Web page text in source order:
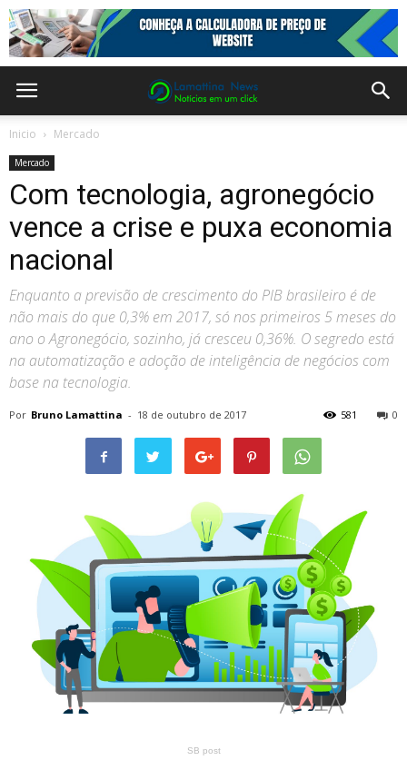
Inicio Mercado
Mercado
Com tecnologia, agronegócio
vence a crise e puxa economia
nacional
Enquanto a previsão de crescimento do PIB brasileiro é de
não mais do que 0,3% em 2017, só nos primeiros 5 meses do
ano o Agronegócio, sozinho, já cresceu 0,36%. O segredo está
na automatização e adoção de inteligência de negócios com
base na tecnologia.
Por Bruno Lamattina - 18 de outubro de 2017 0
581
SB post